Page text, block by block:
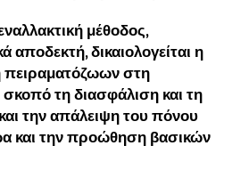
μέθοδος,
αποδεκτή, δικαιολογείται η
στη
σκοπό τη διασφάλιση και τη
την απάλειψη του πόνου
και την προώθηση βασικών